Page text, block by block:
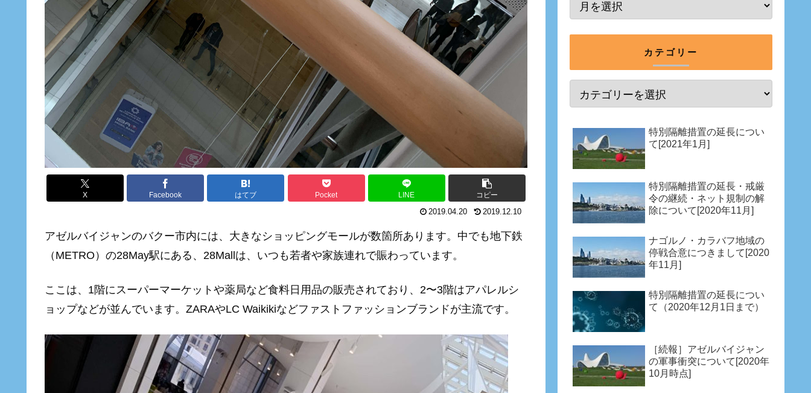
X Facebook はてブ Pocket LINE コピー
2019.04.20 2019.12.10
アゼルバイジャンのバクー市内には、大きなショッピングモールが数箇所あります。中でも地下鉄
（METRO）の28May駅にある、28Mallは、いつも若者や家族連れで賑わっています。
ここは、1階にスーパーマーケットや薬局など食料日用品の販売されており、2〜3階はアパレルシ
ョップなどが並んでいます。ZARAやLC Waikikiなどファストファッションブランドが主流です。
カテゴリー
特別隔離措置の延長につい
て[2021年1月]
特別隔離措置の延長・戒厳
令の継続・ネット規制の解
除について[2020年11月]
ナゴルノ・カラバフ地域の
停戦合意につきまして[2020
年11月]
特別隔離措置の延長につい
て（2020年12月1日まで）
［続報］アゼルバイジャン
の軍事衝突について[2020年
10月時点]